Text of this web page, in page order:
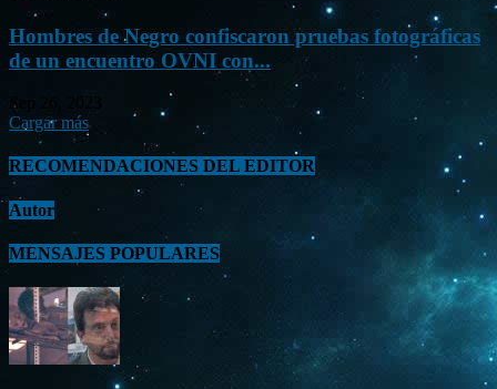
Hombres de Negro confiscaron pruebas fotográficas
de un encuentro OVNI con...
Sep 26, 2023
Cargar más
RECOMENDACIONES DEL EDITOR
Autor
MENSAJES POPULARES